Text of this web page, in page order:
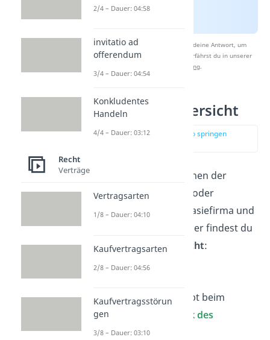
Nach Beantwortung speichern wir deine Antwort, um
Studyflix zu verbessern. Mehr dazu erfährst du in unserer
Datenschutzerklärung.
Firmenarten Übersicht
zur Stelle im Video springen
Du unterscheidest zwischen der
Sachfirma, der Namens- oder
Personenfirma, der Fantasiefirma und
der gemischten Firma. Hier findest du
eineFirmenartenübersicht:
Sachfirma
EineSachfirmabeschreibt beim
Firmennamen den
Zweck des
Geschäfts.
2/4 – Dauer: 04:58
invitatio ad
offerendum
3/4 – Dauer: 04:54
Konkludentes
Handeln
4/4 – Dauer: 03:12
Recht
Verträge
Vertragsarten
1/8 – Dauer: 04:10
Kaufvertragsarten
2/8 – Dauer: 04:56
Kaufvertragsstörun
gen
3/8 – Dauer: 03:10